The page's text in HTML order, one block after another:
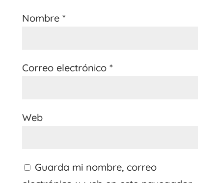
Nombre *
Correo electrónico *
Web
Guarda mi nombre, correo